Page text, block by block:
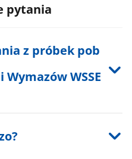
pytania
z próbek pob
WSSE